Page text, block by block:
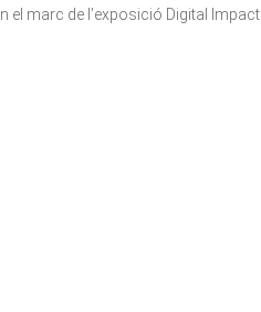
el marc de l’exposició Digital Impact.